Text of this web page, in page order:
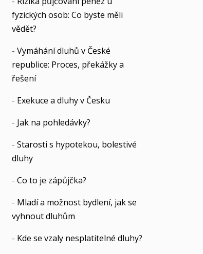
fyzických osob: Co byste měli
vědět?
- Vymáhání dluhů v České
republice: Proces, překážky a
řešení
- Exekuce a dluhy v Česku
- Jak na pohledávky?
- Starosti s hypotekou, bolestivé
dluhy
- Co to je zápůjčka?
- Mladí a možnost bydlení, jak se
vyhnout dluhům
- Kde se vzaly nesplatitelné dluhy?